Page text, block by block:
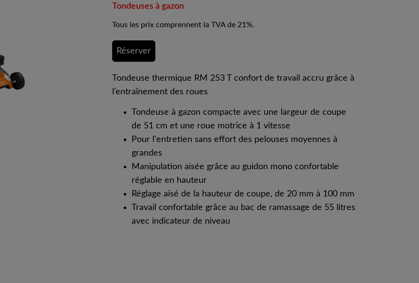
Tondeuses à gazon
Tous les prix comprennent la TVA de 21%.
Réserver
Tondeuse thermique RM 253 T confort de travail accru grâce à
l’entraînement des roues
Tondeuse à gazon compacte avec une largeur de coupe
de 51 cm et une roue motrice à 1 vitesse
Pour l'entretien sans effort des pelouses moyennes à
grandes
Manipulation aisée grâce au guidon mono confortable
réglable en hauteur
Réglage aisé de la hauteur de coupe, de 20 mm à 100 mm
Travail confortable grâce au bac de ramassage de 55 litres
avec indicateur de niveau